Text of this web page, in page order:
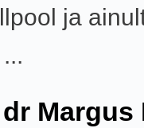
ja
Margus